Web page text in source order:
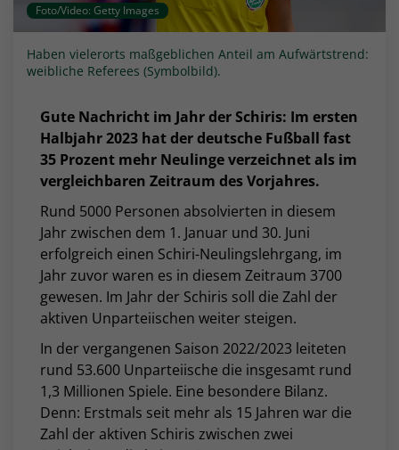
Foto/Video: Getty Images
Haben vielerorts maßgeblichen Anteil am Aufwärtstrend:
weibliche Referees (Symbolbild).
Gute Nachricht im Jahr der Schiris: Im ersten
Halbjahr 2023 hat der deutsche Fußball fast
35 Prozent mehr Neulinge verzeichnet als im
vergleichbaren Zeitraum des Vorjahres.
Rund 5000 Personen absolvierten in diesem
Jahr zwischen dem 1. Januar und 30. Juni
erfolgreich einen Schiri-Neulingslehrgang, im
Jahr zuvor waren es in diesem Zeitraum 3700
gewesen. Im Jahr der Schiris soll die Zahl der
aktiven Unparteiischen weiter steigen.
In der vergangenen Saison 2022/2023 leiteten
rund 53.600 Unparteiische die insgesamt rund
1,3 Millionen Spiele. Eine besondere Bilanz.
Denn: Erstmals seit mehr als 15 Jahren war die
Zahl der aktiven Schiris zwischen zwei